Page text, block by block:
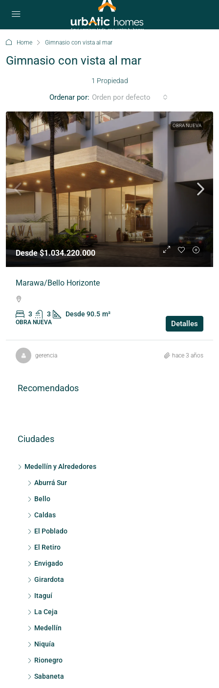
Home Gimnasio con vista al mar
Gimnasio con vista al mar
1 Propiedad
Ordenar por: Orden por defecto
OBRA NUEVA
Desde $1.034.220.000
Marawa/Bello Horizonte
3 3 Desde 90.5 m²
OBRA NUEVA Detalles
gerencia hace 3 años
Recomendados
Ciudades
Medellín y Alrededores
Aburrá Sur
Bello
Caldas
El Poblado
El Retiro
Envigado
Girardota
Itaguí
La Ceja
Medellín
Niquía
Rionegro
Sabaneta